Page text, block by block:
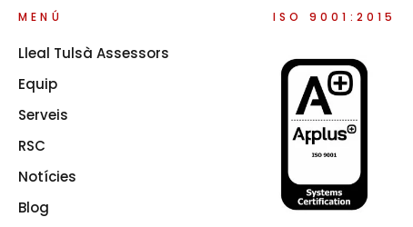
MENÚ
Lleal Tulsà Assessors
Equip
Serveis
RSC
Notícies
Blog
ISO 9001:2015